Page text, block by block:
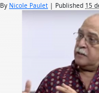
By Nicole Paulet | Published 15